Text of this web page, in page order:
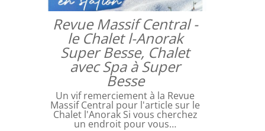
Revue Massif Central -
le Chalet l-Anorak
Super Besse, Chalet
avec Spa à Super
Besse
Un vif remerciement à la Revue
Massif Central pour l'article sur le
Chalet l'Anorak Si vous cherchez
un endroit pour vous…